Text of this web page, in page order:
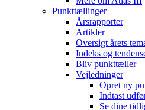
Punkttællinger
Årsrapporter
Artikler
Oversigt årets
Indeks og
Bliv punkttæller
Vejledninger
Opret ny
Indtast
Se dine